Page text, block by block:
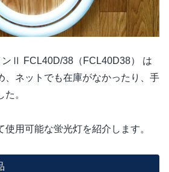
ンⅡ FCL40D/38（FCL40D38） は
、ネットでも在庫がなかったり、手
。
用可能な蛍光灯を紹介します。